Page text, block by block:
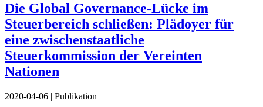
Die Global Governance-Lücke im
Steuerbereich schließen: Plädoyer für
eine zwischenstaatliche
Steuerkommission der Vereinten
Nationen
2020-04-06 | Publikation